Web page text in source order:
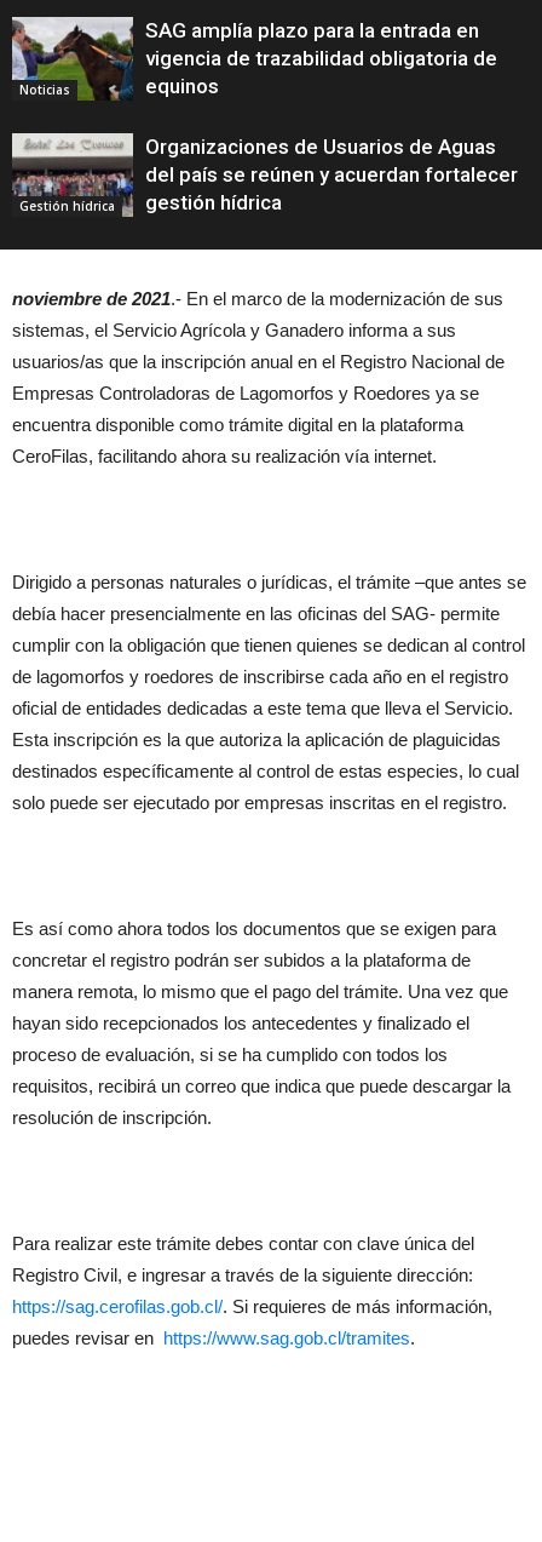
Noticias
SAG amplía plazo para la entrada en
vigencia de trazabilidad obligatoria de
equinos
Gestión hídrica
Organizaciones de Usuarios de Aguas
del país se reúnen y acuerdan fortalecer
gestión hídrica
noviembre de 2021.- En el marco de la modernización de sus
sistemas, el Servicio Agrícola y Ganadero informa a sus
usuarios/as que la inscripción anual en el Registro Nacional de
Empresas Controladoras de Lagomorfos y Roedores ya se
encuentra disponible como trámite digital en la plataforma
CeroFilas, facilitando ahora su realización vía internet.
Dirigido a personas naturales o jurídicas, el trámite –que antes se
debía hacer presencialmente en las oficinas del SAG- permite
cumplir con la obligación que tienen quienes se dedican al control
de lagomorfos y roedores de inscribirse cada año en el registro
oficial de entidades dedicadas a este tema que lleva el Servicio.
Esta inscripción es la que autoriza la aplicación de plaguicidas
destinados específicamente al control de estas especies, lo cual
solo puede ser ejecutado por empresas inscritas en el registro.
Es así como ahora todos los documentos que se exigen para
concretar el registro podrán ser subidos a la plataforma de
manera remota, lo mismo que el pago del trámite. Una vez que
hayan sido recepcionados los antecedentes y finalizado el
proceso de evaluación, si se ha cumplido con todos los
requisitos, recibirá un correo que indica que puede descargar la
resolución de inscripción.
Para realizar este trámite debes contar con clave única del
Registro Civil, e ingresar a través de la siguiente dirección:
https://sag.cerofilas.gob.cl/. Si requieres de más información,
puedes revisar en https://www.sag.gob.cl/tramites.